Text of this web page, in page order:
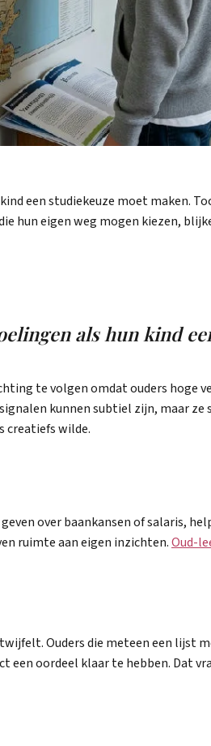
een studiekeuze moet maken.
hun eigen weg mogen kiezen,
als hun kind
te volgen omdat ouders hoge
kunnen subtiel zijn, maar
creatiefs wilde.
over baankansen of salaris,
ruimte aan eigen inzichten.Oud-
Ouders die meteen een lijst
een oordeel klaar te hebben. Dat